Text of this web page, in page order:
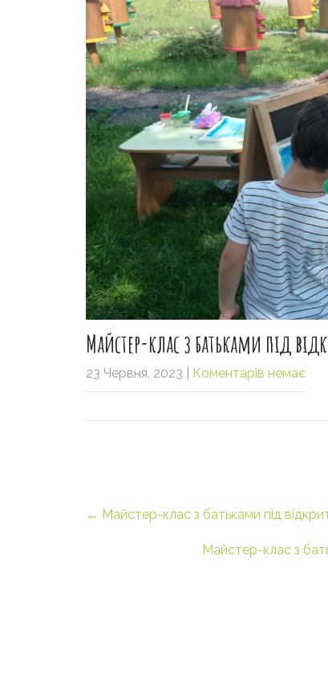
Майстер-клас з батьками під
23 Червня, 2023 Коментарів немає
Post
navigation
← Майстер-клас з батьками під
Майстер-клас з